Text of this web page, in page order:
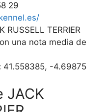
29
RUSSELL TERRIER
una nota media de
41.558385, -4.69875
JACK